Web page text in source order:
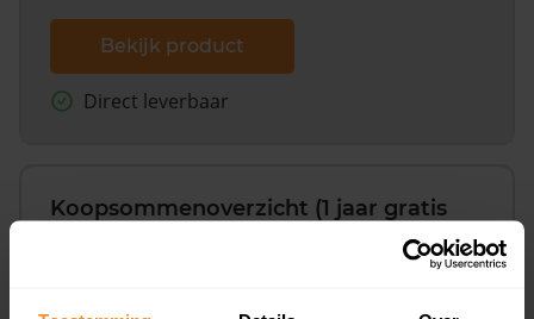
Bekijk product
Direct leverbaar
Koopsommenoverzicht (1 jaar gratis